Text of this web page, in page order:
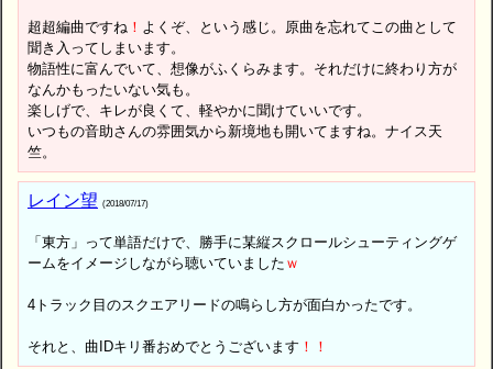
超超編曲ですね ！ よくぞ、という感じ。原曲を忘れてこの曲として
聞き入ってしまいます。
物語性に富んでいて、想像がふくらみます。それだけに終わり方が
なんかもったいない気も。
楽しげで、キレが良くて、軽やかに聞けていいです。
いつもの音助さんの雰囲気から新境地も開いてますね。ナイス天
竺。
レイン望 (2018/07/17)
「東方」って単語だけで、勝手に某縦スクロールシューティングゲ
ームをイメージしながら聴いていました ｗ
4トラック目のスクエアリードの鳴らし方が面白かったです。
それと、曲IDキリ番おめでとうございます ！ ！